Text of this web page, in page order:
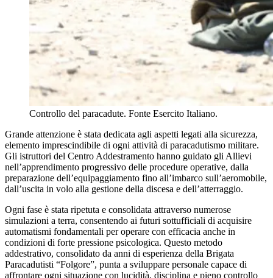
Controllo del paracadute. Fonte Esercito Italiano.
Grande attenzione è stata dedicata agli aspetti legati alla sicurezza,
elemento imprescindibile di ogni attività di paracadutismo militare.
Gli istruttori del Centro Addestramento hanno guidato gli Allievi
nell’apprendimento progressivo delle procedure operative, dalla
preparazione dell’equipaggiamento fino all’imbarco sull’aeromobile,
dall’uscita in volo alla gestione della discesa e dell’atterraggio.
Ogni fase è stata ripetuta e consolidata attraverso numerose
simulazioni a terra, consentendo ai futuri sottufficiali di acquisire
automatismi fondamentali per operare con efficacia anche in
condizioni di forte pressione psicologica. Questo metodo
addestrativo, consolidato da anni di esperienza della Brigata
Paracadutisti “Folgore”, punta a sviluppare personale capace di
affrontare ogni situazione con lucidità, disciplina e pieno controllo